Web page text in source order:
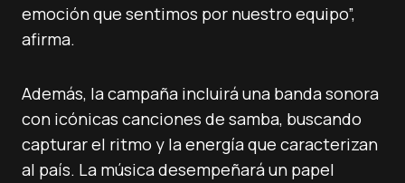
emoción que sentimos por nuestro equipo”,
afirma.
Además, la campaña incluirá una banda sonora
con icónicas canciones de samba, buscando
capturar el ritmo y la energía que caracterizan
al país. La música desempeñará un papel